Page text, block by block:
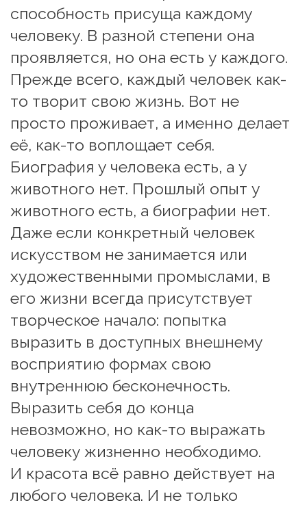
способность присуща каждому
человеку. В разной степени она
проявляется, но она есть у каждого.
Прежде всего, каждый человек как-
то творит свою жизнь. Вот не
просто проживает, а именно делает
её, как-то воплощает себя.
Биография у человека есть, а у
животного нет. Прошлый опыт у
животного есть, а биографии нет.
Даже если конкретный человек
искусством не занимается или
художественными промыслами, в
его жизни всегда присутствует
творческое начало: попытка
выразить в доступных внешнему
восприятию формах свою
внутреннюю бесконечность.
Выразить себя до конца
невозможно, но как-то выражать
человеку жизненно необходимо.
И красота всё равно действует на
любого человека. И не только